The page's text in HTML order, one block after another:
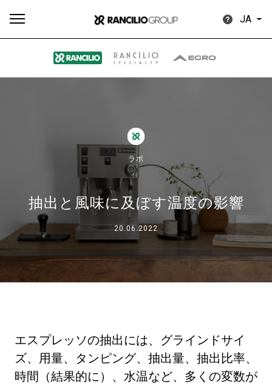
JA
ラボ
抽出と風味に及ぼす温度の影響
20.06.2022
エスプレッソの抽出には、グラインドサイ
ズ、用量、タンピング、抽出量、抽出比率、
時間（結果的に）、水温など、多くの変数が
Our brands
グループ
歴史